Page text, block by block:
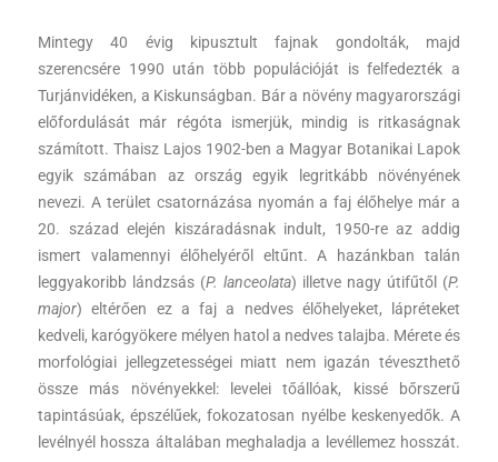
Mintegy 40 évig kipusztult fajnak gondolták, majd
szerencsére 1990 után több populációját is felfedezték a
Turjánvidéken, a Kiskunságban. Bár a növény magyarországi
előfordulását már régóta ismerjük, mindig is ritkaságnak
számított. Thaisz Lajos 1902-ben a Magyar Botanikai Lapok
egyik számában az ország egyik legritkább növényének
nevezi. A terület csatornázása nyomán a faj élőhelye már a
20. század elején kiszáradásnak indult, 1950-re az addig
ismert valamennyi élőhelyéről eltűnt. A hazánkban talán
leggyakoribb lándzsás (P. lanceolata) illetve nagy útifűtől (P.
major) eltérően ez a faj a nedves élőhelyeket, lápréteket
kedveli, karógyökere mélyen hatol a nedves talajba. Mérete és
morfológiai jellegzetességei miatt nem igazán téveszthető
össze más növényekkel: levelei tőállóak, kissé bőrszerű
tapintásúak, épszélűek, fokozatosan nyélbe keskenyedők. A
levélnyél hossza általában meghaladja a levéllemez hosszát.